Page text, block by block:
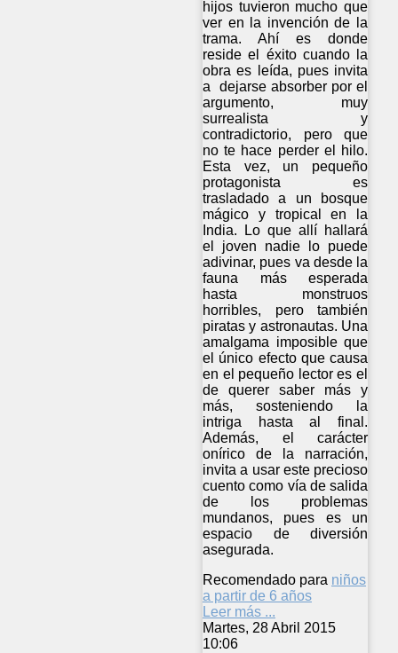
hijos tuvieron mucho que
ver en la invención de la
trama. Ahí es donde
reside el éxito cuando la
obra es leída, pues invita
a dejarse absorber por el
argumento, muy
surrealista y
contradictorio, pero que
no te hace perder el hilo.
Esta vez, un pequeño
protagonista es
trasladado a un bosque
mágico y tropical en la
India. Lo que allí hallará
el joven nadie lo puede
adivinar, pues va desde la
fauna más esperada
hasta monstruos
horribles, pero también
piratas y astronautas. Una
amalgama imposible que
el único efecto que causa
en el pequeño lector es el
de querer saber más y
más, sosteniendo la
intriga hasta al final.
Además, el carácter
onírico de la narración,
invita a usar este precioso
cuento como vía de salida
de los problemas
mundanos, pues es un
espacio de diversión
asegurada.
Recomendado para niños
a partir de 6 años
Leer más ...
Martes, 28 Abril 2015
10:06